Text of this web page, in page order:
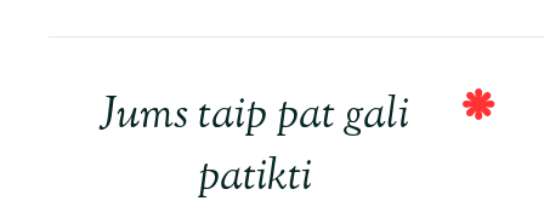
Jums taip pat gali
patikti